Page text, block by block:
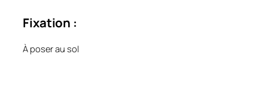
Fixation :
À poser au sol